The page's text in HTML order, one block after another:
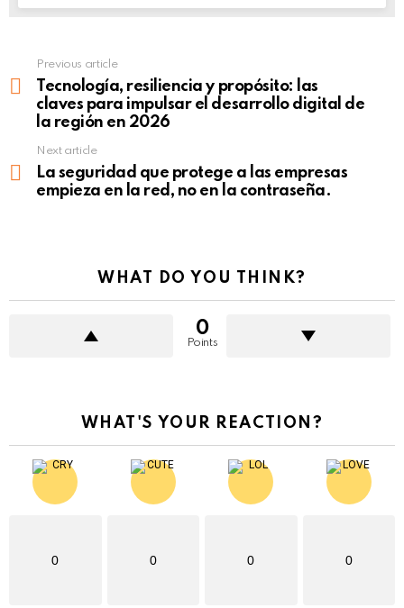
more
Previous article
Tecnología, resiliencia y propósito: las
claves para impulsar el desarrollo digital de
la región en 2026
Next article
La seguridad que protege a las empresas
empieza en la red, no en la contraseña.
WHAT DO YOU THINK?
0
Points
WHAT'S YOUR REACTION?
0 0 0 0